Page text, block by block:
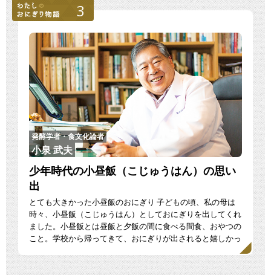
3
発酵学者・食文化論者
小泉 武夫
少年時代の小昼飯（こじゅうはん）の思い
出
とても大きかった小昼飯のおにぎり 子どもの頃、私の母は
時々、小昼飯（こじゅうはん）としておにぎりを出してくれ
ました。小昼飯とは昼飯と夕飯の間に食べる間食、おやつの
こと。学校から帰ってきて、おにぎりが出されると嬉しかっ